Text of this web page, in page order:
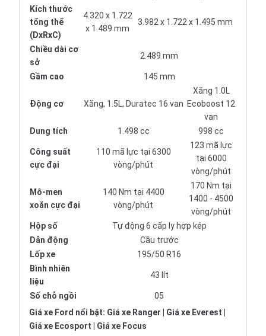
Kích thước
tổng thể
(DxRxC)
4.320 x 1.722
x 1.489 mm
3.982 x 1.722 x 1.495 mm
Chiều dài cơ
sở
2.489 mm
Gầm cao 145 mm
Động cơ Xăng, 1.5L, Duratec 16 van
Xăng 1.0L
Ecoboost 12
van
Dung tích
1.498 cc 998 cc
Công suất
cực đại
110 mã lực tại 6300
vòng/phút
123 mã lực
tại 6000
vòng/phút
Mô-men
xoắn cực đại
140 Nm tại 4400
vòng/phút
170 Nm tại
1400 - 4500
vòng/phút
Hộp số
Tự động 6 cấp ly hợp kép
Dẫn động
Cầu trước
Lốp xe
195/50 R16
Bình nhiên
liệu
43 lít
Số chỗ ngồi
05
Giá xe Ford nổi bật: Giá xe Ranger | Giá xe Everest |
Giá xe Ecosport | Giá xe Focus